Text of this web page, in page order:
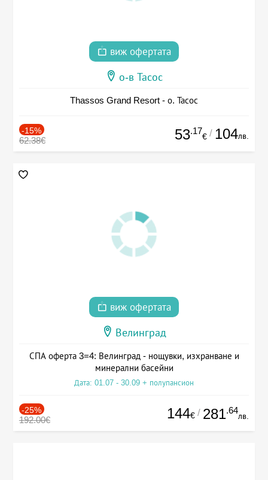
виж офертата
о-в Тасос
Thassos Grand Resort - о. Тасос
-15%
62.38€ 53.17
€ / 104лв.
виж офертата
Велинград
СПА оферта 3=4: Велинград - нощувки, изхранване и
минерални басейни
Дата: 01.07 - 30.09 + полупансион
-25%
192.00€ 144€ / 281.64
лв.